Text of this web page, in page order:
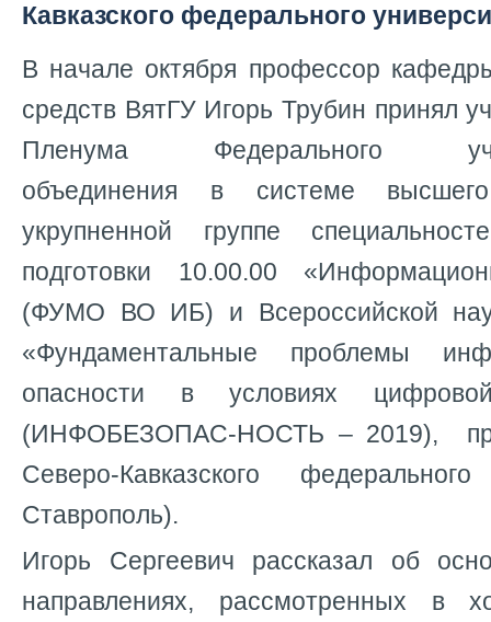
Кавказского федерального
В начале октября профессор
средств ВятГУ Игорь Трубин принял
Пленума Федерального
объединения в системе
укрупненной группе
подготовки 10.00.00
(ФУМО ВО ИБ) и Всероссийской
«Фундаментальные проблемы
опасности в условиях
(ИНФОБЕЗОПАС-НОСТЬ – 2019),
Северо-Кавказского
Ставрополь).
Игорь Сергеевич рассказал об
направлениях, рассмотренных в